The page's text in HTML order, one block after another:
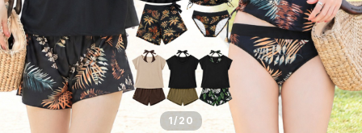
1/20